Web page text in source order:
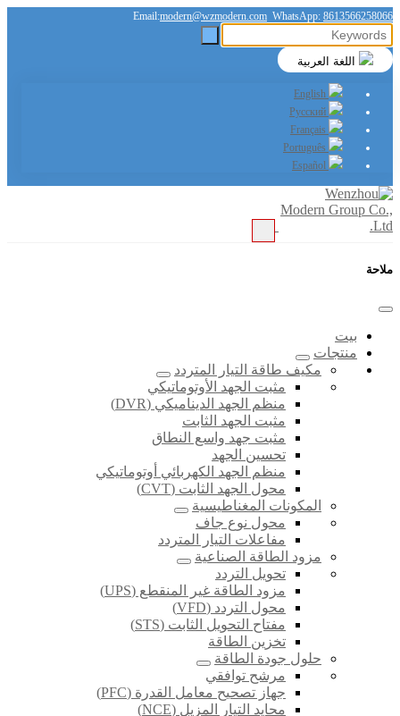
Email:modern@wzmodern.com WhatsApp: 8613566258066
ملاحة
بيت
منتجات
مكيف طاقة التيار المتردد
مثبت الجهد الأوتوماتيكي
منظم الجهد الديناميكي (DVR)
مثبت الجهد الثابت
مثبت جهد واسع النطاق
تحسين الجهد
منظم الجهد الكهربائي أوتوماتيكي
محول الجهد الثابت (CVT)
المكونات المغناطيسية
محول نوع جاف
مفاعلات التيار المتردد
مزود الطاقة الصناعية
تحويل التردد
مزود الطاقة غير المنقطع (UPS)
محول التردد (VFD)
مفتاح التحويل الثابت (STS)
تخزين الطاقة
حلول جودة الطاقة
مرشح توافقي
جهاز تصحيح معامل القدرة (PFC)
محايد التيار المزيل (NCE)